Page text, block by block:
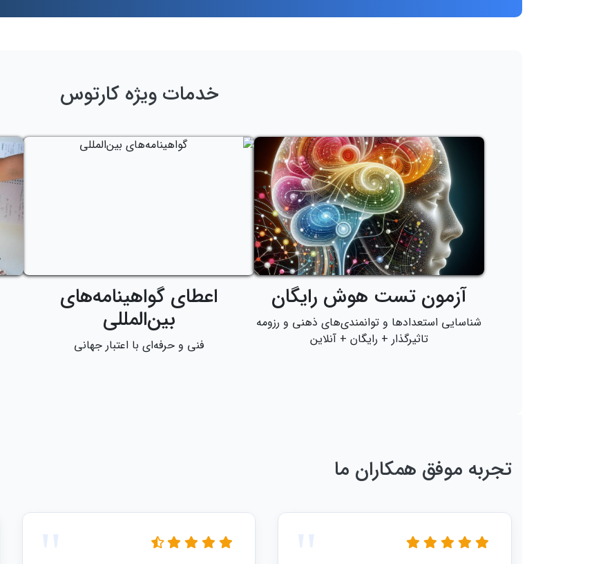
خدمات ویژه کارتوس
آزمون تست هوش رایگان
شناسایی استعدادها و توانمندی‌های ذهنی و رزومه
تاثیرگذار + رایگان + آنلاین
اعطای گواهینامه‌های
بین‌المللی
فنی و حرفه‌ای با اعتبار جهانی
تجربه موفق همکاران ما